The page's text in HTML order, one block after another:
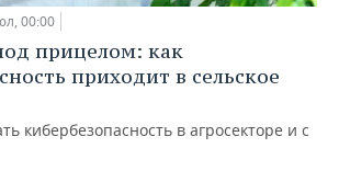
00:00
прицелом: как
приходит в сельское
кибербезопасность в агросекторе и с